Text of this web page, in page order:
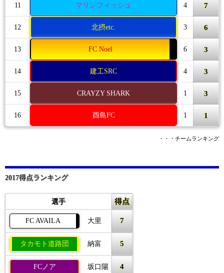
11 マリンフィッシュ 4 7
12 北摂etc. 3 6
13 FC Noel 6 3
14 建工SRC 4 3
15 CRAYZY SHARK 1 3
16 酉島FC 1 1
・・・チームランキング
2017得点ランキング
選手 得点
FC AVAILA 大里 7
タカモト道路団 納富 5
FCノア 坂口陽 4